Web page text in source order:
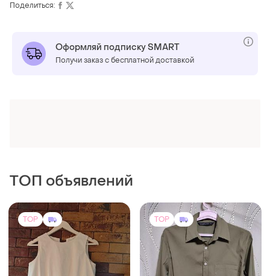
Поделиться:
Оформляй подписку SMART
Получи заказ с бесплатной доставкой